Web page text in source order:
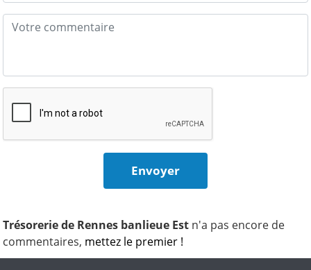
Trésorerie de Rennes banlieue Est n'a pas encore de
commentaires, mettez le premier !